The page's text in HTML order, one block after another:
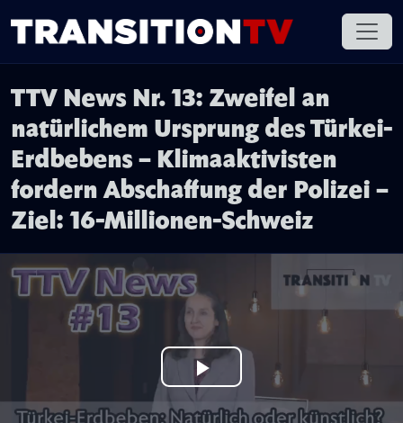
TTV News Nr. 13: Zweifel an
natürlichem Ursprung des Türkei-
Erdbebens – Klimaaktivisten
fordern Abschaffung der Polizei –
Ziel: 16-Millionen-Schweiz